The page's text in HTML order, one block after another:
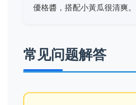
優格醬，搭配小黃瓜很清爽。
常见问题解答